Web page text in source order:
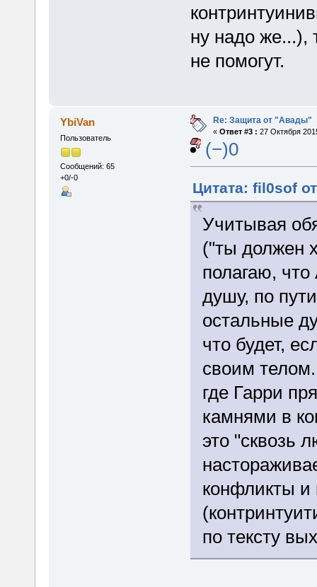
ну надо же...),
не помогут.
YbiVan
Пользователь
Сообщений: 65
+0/-0
Re: Защита от "Авады"
« Ответ #3 : 27 Октября
(−)0
Цитата: fil0sof
Учитывая
("ты должен
полагаю,
душу, по
остальные
что будет,
своим
где Гарри
камнями в
это "сквозь
конфликты и
по тексту